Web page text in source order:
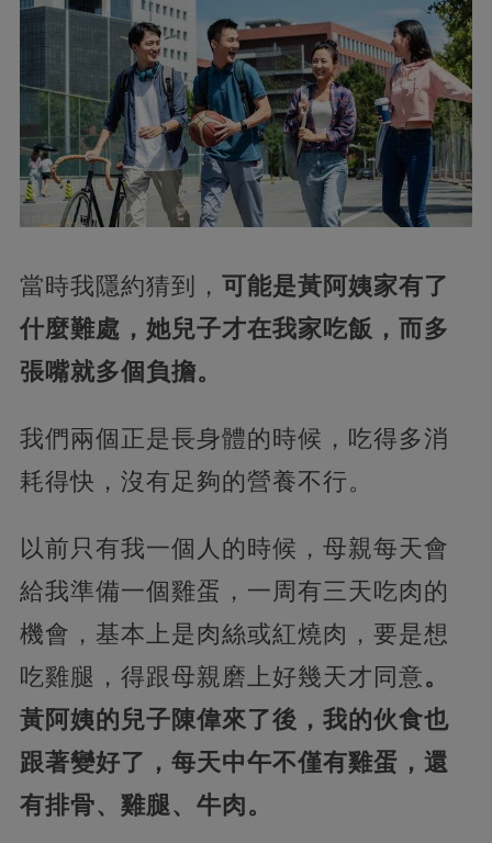
當時我隱約猜到， 可能是黃阿姨家有了
什麼難處，她兒子才在我家吃飯，而多
張嘴就多個負擔。
我們兩個正是長身體的時候，吃得多消
耗得快，沒有足夠的營養不行。
以前只有我一個人的時候，母親每天會
給我準備一個雞蛋，一周有三天吃肉的
機會，基本上是肉絲或紅燒肉，要是想
吃雞腿，得跟母親磨上好幾天才同意。
黃阿姨的兒子陳偉來了後，我的伙食也
跟著變好了，每天中午不僅有雞蛋，還
有排骨、雞腿、牛肉。